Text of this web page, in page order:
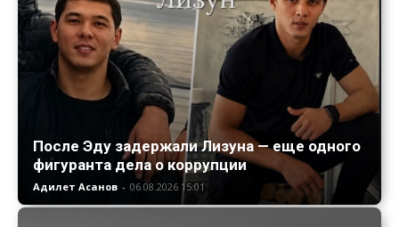
После Эду задержали Лизуна — еще одного
фигуранта дела о коррупции
Адилет Асанов - 06.08.2026 15:01